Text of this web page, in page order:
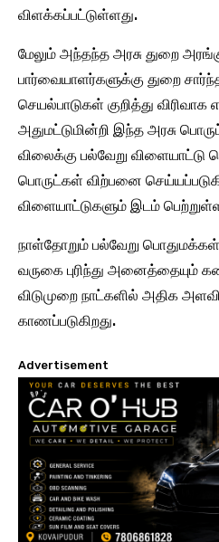
விளக்கப்பட்டுள்ளது.
மேலும் அந்தந்த அரசு துறை
பார்வையாளர்களுக்கு துறை
செயல்பாடுகள் குறித்து
அதுமட்டுமின்றி இந்த அரசு
விலைக்கு பல்வேறு விளையாட்டு
பொருட்கள் விற்பனை
விளையாட்டுகளும் இடம்
நாள்தோறும் பல்வேறு பொதுமக்கள்
வருகை புரிந்து அனைத்தையும்
விடுமுறை நாட்களில் அதிக
காணப்படுகிறது.
Advertisement